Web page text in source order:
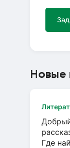
Новые
Где